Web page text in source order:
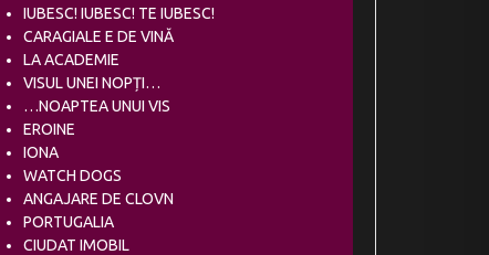
IUBESC! IUBESC! TE IUBESC!
CARAGIALE E DE VINĂ
LA ACADEMIE
VISUL UNEI NOPȚI…
…NOAPTEA UNUI VIS
EROINE
IONA
WATCH DOGS
ANGAJARE DE CLOVN
PORTUGALIA
CIUDAT IMOBIL